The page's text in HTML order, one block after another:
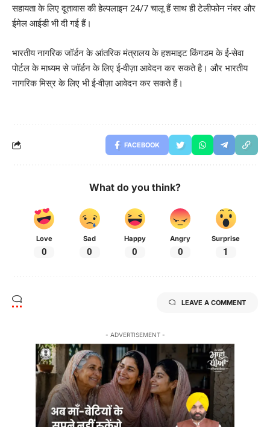
सहायता के लिए दूतावास की हेल्पलाइन 24/7 चालू हैं साथ ही टेलीफोन नंबर और
ईमेल आईडी भी दी गई हैं।
भारतीय नागरिक जॉर्डन के आंतरिक मंत्रालय के हशमाइट किंगडम के ई-सेवा
पोर्टल के माध्यम से जॉर्डन के लिए ई-वीज़ा आवेदन कर सकते है। और भारतीय
नागरिक मिस्र के लिए भी ई-वीज़ा आवेदन कर सकते हैं।
FACEBOOK
What do you think?
Love
0
Sad
0
Happy
0
Angry
0
Surprise
1
LEAVE A COMMENT
- ADVERTISEMENT -